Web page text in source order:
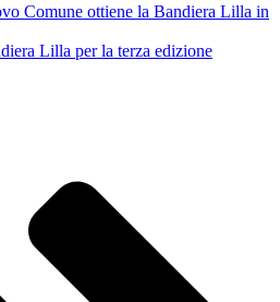
Comune ottiene la Bandiera Lilla in
Lilla per la terza edizione